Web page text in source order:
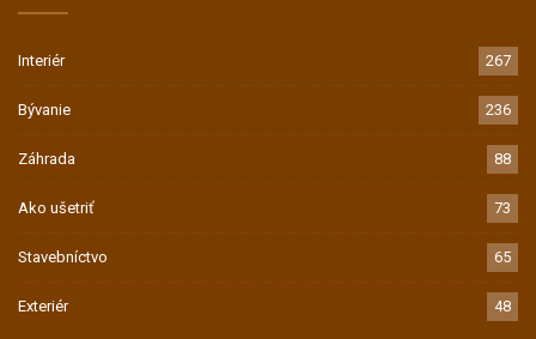
Interiér 267
Bývanie 236
Záhrada 88
Ako ušetriť 73
Stavebníctvo 65
Exteriér 48